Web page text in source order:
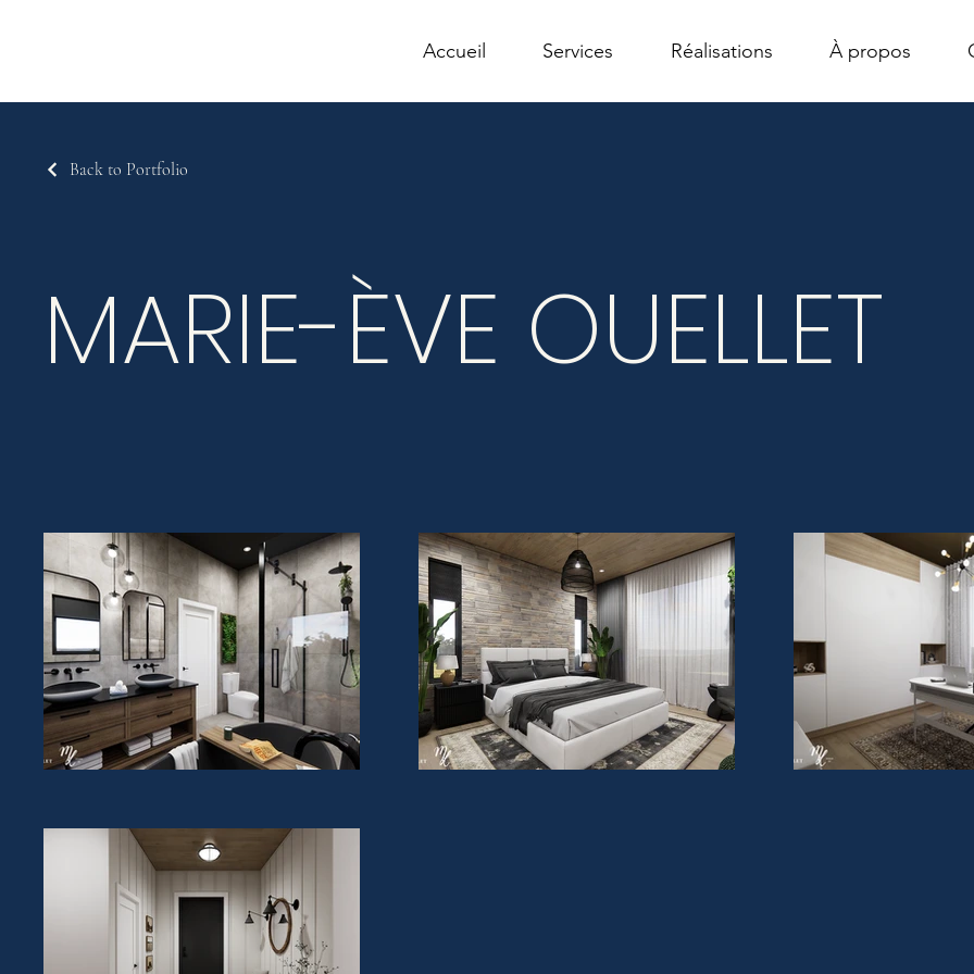
Accueil Services Réalisations À propos
Back to Portfolio
MARIE-ÈVE OUELLET